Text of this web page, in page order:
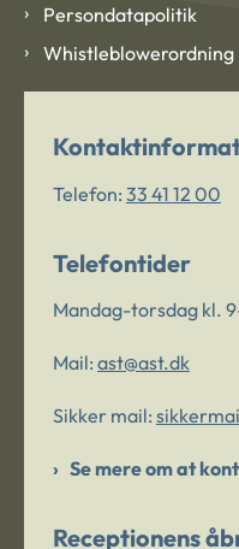
Persondatapolitik
Whistleblowerordning
Telefon: 33 41 12 00
Telefontider
Mandag-torsdag kl.
Mail: ast@ast.dk
Sikker mail:
Se mere om at
Receptionens